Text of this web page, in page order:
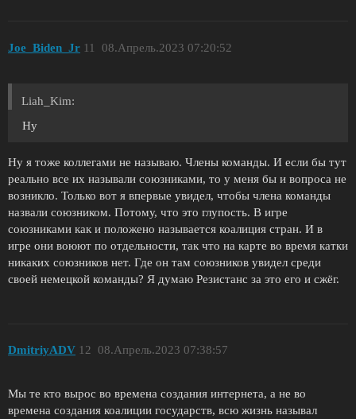
Joe_Biden_Jr 08.Апрель.2023 07:20:52
11
Liah_Kim:
Ну
Ну я тоже коллегами не называю. Члены команды. И если бы тут
реально все их называли союзниками, то у меня бы и вопроса не
возникло. Только вот я впервые увидел, чтобы члена команды
назвали союзником. Потому, что это глупость. В игре
союзниками как и положено называется коалиция стран. И в
игре они воюют по отдельности, так что на карте во время катки
никаких союзников нет. Где он там союзников увидел среди
своей немецкой команды? Я думаю Резистанс за это его и сжёг.
DmitriyADV 08.Апрель.2023 07:38:57
12
Мы те кто вырос во времена создания интернета, а не во
времена создания коалиции государств, всю жизнь называл